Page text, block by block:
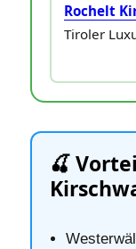
Rochelt
Tiroler
🍒